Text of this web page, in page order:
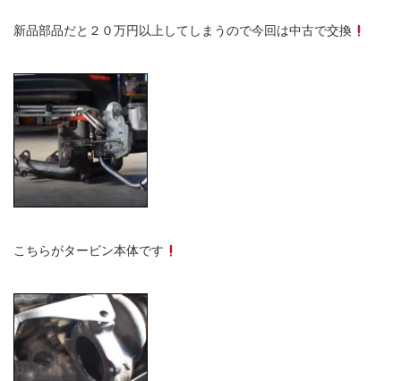
新品部品だと２０万円以上してしまうので今回は中古で交換
こちらがタービン本体です